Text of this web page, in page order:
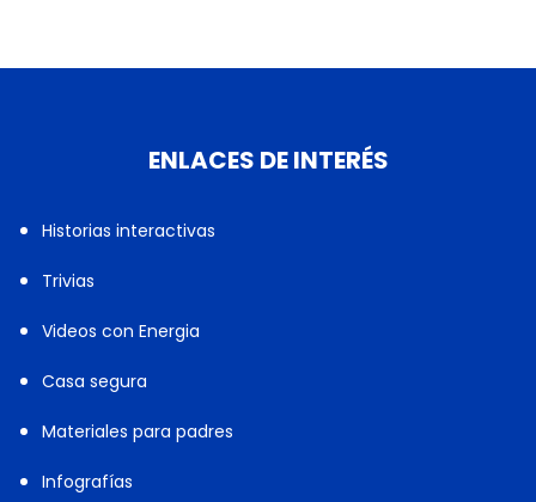
ENLACES DE INTERÉS
Historias interactivas
Trivias
Videos con Energia
Casa segura
Materiales para padres
Infografías